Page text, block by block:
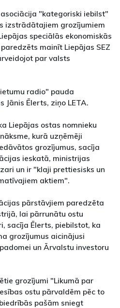
"kategoriski iebilst"
izstrādātajiem grozījumiem
speciālās ekonomiskās
mainīt Liepājas SEZ
par valsts
radio" pauda
Jānis Ēlerts, ziņo LETA.
Liepājas ostas nomnieku
kurā uzņēmēji
grozījumus, sacīja
ieskatā, ministrijas
un ir "klaji prettiesisks un
aktiem".
pārstāvjiem paredzēta
lai pārrunātu ostu
sacīja Ēlerts, piebilstot, ka
grozījumus aicinājusi
un Ārvalstu investoru
grozījumi "Likumā par
ostu pārvaldēm pēc to
pašām sniegt